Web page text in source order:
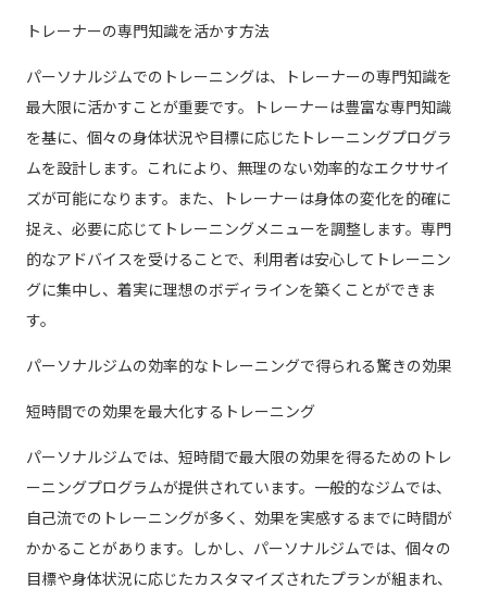
トレーナーの専門知識を活かす方法
パーソナルジムでのトレーニングは、トレーナーの専門知識を
最大限に活かすことが重要です。トレーナーは豊富な専門知識
を基に、個々の身体状況や目標に応じたトレーニングプログラ
ムを設計します。これにより、無理のない効率的なエクササイ
ズが可能になります。また、トレーナーは身体の変化を的確に
捉え、必要に応じてトレーニングメニューを調整します。専門
的なアドバイスを受けることで、利用者は安心してトレーニン
グに集中し、着実に理想のボディラインを築くことができま
す。
パーソナルジムの効率的なトレーニングで得られる驚きの効果
短時間での効果を最大化するトレーニング
パーソナルジムでは、短時間で最大限の効果を得るためのトレ
ーニングプログラムが提供されています。一般的なジムでは、
自己流でのトレーニングが多く、効果を実感するまでに時間が
かかることがあります。しかし、パーソナルジムでは、個々の
目標や身体状況に応じたカスタマイズされたプランが組まれ、